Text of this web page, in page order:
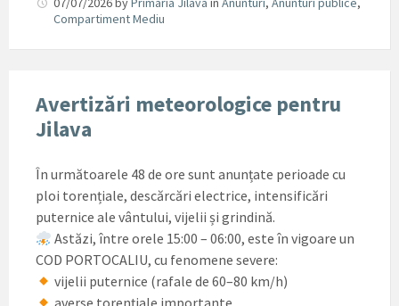
Compartiment Mediu
Avertizări meteorologice pentru
Jilava
În următoarele 48 de ore sunt anunțate perioade cu
ploi torențiale, descărcări electrice, intensificări
puternice ale vântului, vijelii și grindină.
Astăzi, între orele 15:00 – 06:00, este în vigoare un
COD PORTOCALIU, cu fenomene severe:
vijelii puternice (rafale de 60–80 km/h)
averse torențiale importante